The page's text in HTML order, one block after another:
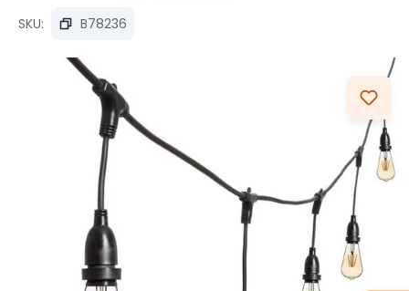
SKU: B78236
Salta la galleria di immagini